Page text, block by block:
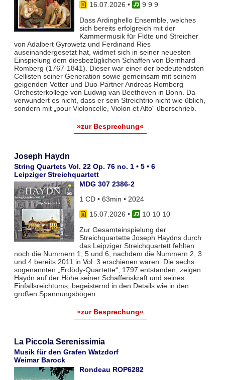
16.07.2026 •
9 9 9
Dass Ardinghello Ensemble, welches
sich bereits erfolgreich mit der
Kammermusik für Flöte und Streicher
von Adalbert Gyrowetz und Ferdinand Ries
auseinandergesetzt hat, widmet sich in seiner neuesten
Einspielung dem diesbezüglichen Schaffen von Bernhard
Romberg (1767-1841). Dieser war einer der bedeutendsten
Cellisten seiner Generation sowie gemeinsam mit seinem
geigenden Vetter und Duo-Partner Andreas Romberg
Orchesterkollege von Ludwig van Beethoven in Bonn. Da
verwundert es nicht, dass er sein Streichtrio nicht wie üblich,
sondern mit „pour Violoncelle, Violon et Alto“ überschrieb.
»zur Besprechung«
Joseph Haydn
String Quartets Vol. 22 Op. 76 no. 1 • 5 • 6
Leipziger Streichquartett
MDG 307 2386-2
1 CD • 63min • 2024
15.07.2026 •
10 10 10
Zur Gesamteinspielung der
Streichquartette Joseph Haydns durch
das Leipziger Streichquartett fehlten
noch die Nummern 1, 5 und 6, nachdem die Nummern 2, 3
und 4 bereits 2011 in Vol. 3 erschienen waren. Die sechs
sogenannten „Erdödy-Quartette“, 1797 entstanden, zeigen
Haydn auf der Höhe seiner Schaffenskraft und seines
Einfallsreichtums, begeisternd in den Details wie in den
großen Spannungsbögen.
»zur Besprechung«
La Piccola Serenissimia
Musik für den Grafen Watzdorf
Weimar Barock
Rondeau ROP6282